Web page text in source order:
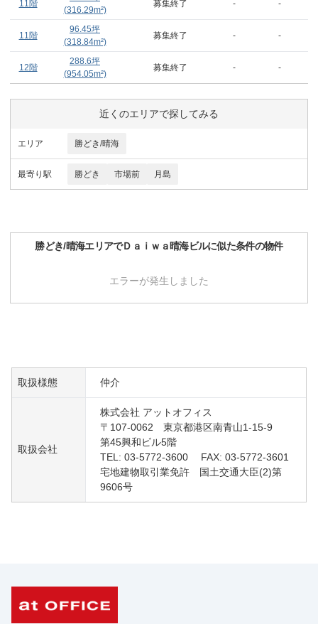
11階
(316.29m²)
募集終了 - -
11階
96.45坪
(318.84m²)
募集終了 - -
12階
288.6坪
(954.05m²)
募集終了 - -
近くのエリアで探してみる
エリア 勝どき/晴海
最寄り駅 勝どき 市場前 月島
勝どき/晴海エリアでＤａｉｗａ晴海ビルに似た条件の物件
エラーが発生しました
取扱様態 仲介
取扱会社
株式会社 アットオフィス
〒107-0062 東京都港区南青山1-15-9
第45興和ビル5階
TEL: 03-5772-3600 FAX: 03-5772-3601
宅地建物取引業免許 国土交通大臣(2)第
9606号